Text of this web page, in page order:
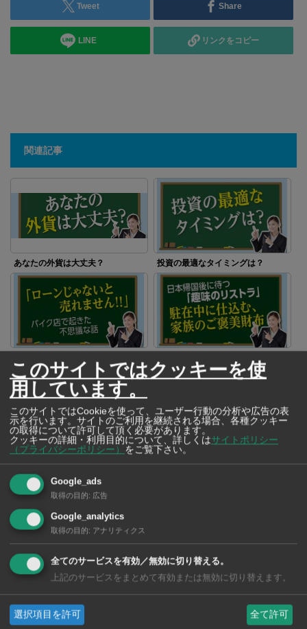
Tweet Share
LINE リンクをコピー
関連記事
あなたの外貨は大丈夫？ 投資の最適なタイミングは？
ん！」バイク店で起きた不思議な
話
日本帰国後に待つ「趣味のリスト
ラ」 駐在中に仕込む、家族の財
布
みんながやっているから
安易な利益確定に潜む罠
眠っているかもしれない タイの
年金
このサイトではクッキーを使
用しています。
このサイトではCookieを使って、ユーザー行動の分析や広告の表
示を行います。サイトのご利用を継続される場合、各種クッキー
の取得について許可して頂く必要があります。
クッキーの詳細・利用目的について、詳しくはサイトポリシー
（プライバシーポリシー）
をご覧下さい。
Google_ads
取得の目的: 広告
Google_analytics
取得の目的: アナリティクス
全てのサービスを有効／無効に切り替える。
上記のサービスをまとめて有効または無効に切り替えます。
選択項目を許可 全て許可